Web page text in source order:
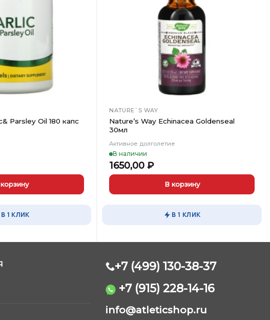
Parsley Oil 180 капс
В 1 КЛИК
NATURE`S WAY
Nature’s Way Echinacea Goldenseal
30мл
Активное долголетие
В наличии
1650,00₽
В корзину
В 1 КЛИК
+7 (499) 130-38-37
+7 (915) 228-14-16
info@atleticshop.ru
Обычно отвечаем быстро